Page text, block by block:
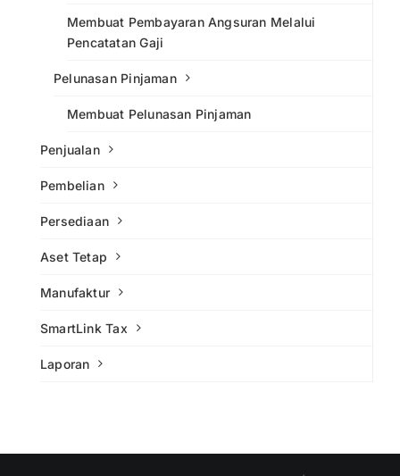
Membuat Pembayaran Angsuran Melalui
Pencatatan Gaji
Pelunasan Pinjaman
Membuat Pelunasan Pinjaman
Penjualan
Pembelian
Persediaan
Aset Tetap
Manufaktur
SmartLink Tax
Laporan